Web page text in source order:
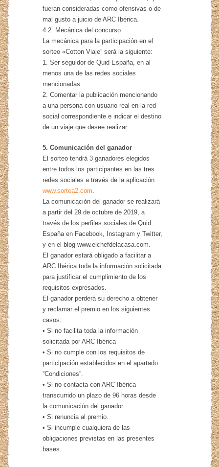
fueran consideradas como ofensivas o de
mal gusto a juicio de ARC Ibérica.
4.2. Mecánica del concurso
La mecánica para la participación en el
sorteo «Cotton Viaje” será la siguiente:
1. Ser seguidor de Quid España, en al
menos una de las redes sociales
mencionadas.
2. Comentar la publicación mencionando
a una persona con usuario real en la red
social correspondiente e indicar el destino
de un viaje que desee realizar.
5. Comunicación del ganador
El sorteo tendrá 3 ganadores elegidos
entre todos los participantes en las tres
redes sociales a través de la aplicación
www.sortea2.com.
La comunicación del ganador se realizará
a partir del 29 de octubre de 2019, a
través de los perfiles sociales de Quid
España en Facebook, Instagram y Twitter,
y en el blog www.elchefdelacasa.com.
El ganador estará obligado a facilitar a
ARC Ibérica toda la información solicitada
para justificar el cumplimiento de los
requisitos expresados.
El ganador perderá su derecho a obtener
y reclamar el premio en los siguientes
casos:
• Si no facilita toda la información
solicitada por ARC Ibérica
• Si no cumple con los requisitos de
participación establecidos en el apartado
“Condiciones”.
• Si no contacta con ARC Ibérica
transcurrido un plazo de 96 horas desde
la comunicación del ganador.
• Si renuncia al premio.
• Si incumple cualquiera de las
obligaciones previstas en las presentes
bases.